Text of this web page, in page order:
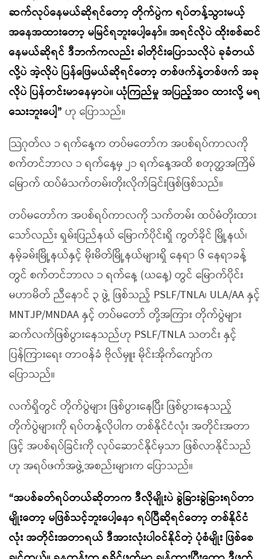
ဆက်လုပ်နေမယ်ဆိုရင်တော့ တိုက်ပွဲက ရပ်တန့်သွားမယ့်
အနေအထားတော့ မမြင်ရဘူးပေါ့နော်။ အရင်လိုပဲ ထိုးစစ်ဆင်
နေမယ်ဆိုရင် ဒီဘက်ကလည်း ခါတိုင်းပြောသလိုပဲ ခုခံတယ်
လို့ပဲ အဲ့လိုပဲ ပြန်ဖြေမယ်ဆိုရင်တော့ တစ်ဖက်နဲ့တစ်ဖက် အခု
လိုပဲ ပြန်တင်းမာနေမှာပဲ။ ယုံကြည်မှု အပြည့်အဝ ထားလို့ မရ
သေးဘူးပေါ့” ဟု ပြောသည်။
သြဂုတ်လ ၁ ရက်နေ့က တပ်မတော်က အပစ်ရပ်ကာလကို
စက်တင်ဘာလ ၁ ရက်နေ့မှ ၂၁ ရက်နေ့အထိ စတုတ္ထအကြိမ်
မြောက် ထပ်မံသက်တမ်းတိုးလိုက်ခြင်းဖြစ်ဖြစ်သည်။
တပ်မတော်က အပစ်ရပ်ကာလကို သက်တမ်း ထပ်မံတိုးထား
သော်လည်း ရှမ်းပြည်နယ် မြောက်ပိုင်းရှိ ကွတ်ခိုင် မြို့နယ်၊
နမ့်ခမ်းမြို့နယ်နှင့် မိုးမိတ်မြို့နယ်များရှိ နေရာ ၆ နေရာခန့်
တွင် စက်တင်ဘာလ ၁ ရက်နေ့ (ယနေ့) တွင် မြောက်ပိုင်း
မဟာမိတ် ညီနောင် ၃ ဖွဲ့ ဖြစ်သည့် PSLF/TNLA၊ ULA/AA နှင့်
MNTJP/MNDAA နှင့် တပ်မတော် တို့အကြား တိုက်ပွဲများ
ဆက်လက်ဖြစ်ပွားနေသည်ဟု PSLF/TNLA သတင်း နှင့်
ပြန်ကြားရေး တာဝန်ခံ ဗိုလ်မှူး မိုင်းအိုက်ကျော်က
ပြောသည်။
လက်ရှိတွင် တိုက်ပွဲများ ဖြစ်ပွားနေပြီး ဖြစ်ပွားနေသည့်
တိုက်ပွဲများကို ရပ်တန့်လိုပါက တစ်နိုင်ငံလုံး အတိုင်းအတာ
ဖြင့် အပစ်ရပ်ခြင်းကို လုပ်ဆောင်နိုင်မှသာ ဖြစ်လာနိုင်သည်
ဟု အရပ်ဖက်အဖွဲ့အစည်းများက ပြောသည်။
“အပစ်ခတ်ရပ်တယ်ဆိုတာက ဒီလိုမျိုးပဲ ခွဲခြားခွဲခြားရပ်တာ
မျိုးတော့ မဖြစ်သင့်ဘူးပေါ့နော ရပ်ပြီဆိုရင်တော့ တစ်နိုင်ငံ
လုံး အတိုင်းအတာရယ် ဒီအားလုံးပါဝင်နိုင်တဲ့ ပုံစံမျိုး ဖြစ်စေ